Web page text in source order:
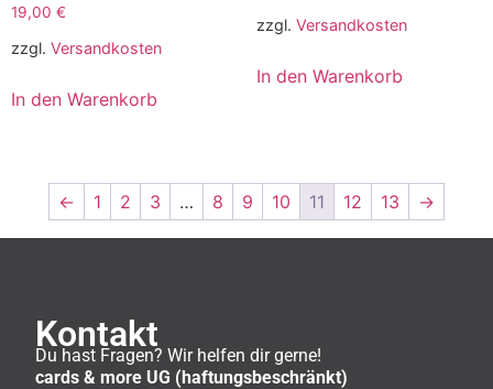
19,00 €
zzgl. Versandkosten
In den Warenkorb
zzgl. Versandkosten
In den Warenkorb
← 1 2 3 … 8 9 10 11 12 13 →
Kontakt
Du hast Fragen? Wir helfen dir gerne!
cards & more UG (haftungsbeschränkt)